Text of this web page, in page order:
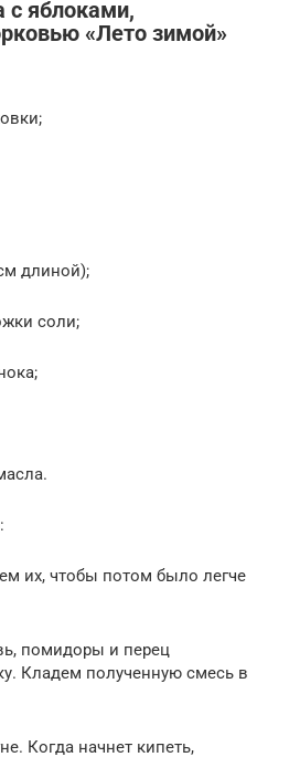
с яблоками,
«Лето зимой»
длиной);
соли;
их, чтобы потом было легче
помидоры и перец
Кладем полученную смесь в
Когда начнет кипеть,